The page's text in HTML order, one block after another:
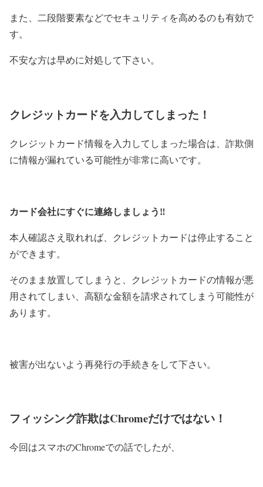
また、二段階要素などでセキュリティを高めるのも有効で
す。
不安な方は早めに対処して下さい。
クレジットカードを入力してしまった！
クレジットカード情報を入力してしまった場合は、詐欺側
に情報が漏れている可能性が非常に高いです。
カード会社にすぐに連絡しましょう‼
本人確認さえ取れれば、クレジットカードは停止すること
ができます。
そのまま放置してしまうと、クレジットカードの情報が悪
用されてしまい、高額な金額を請求されてしまう可能性が
あります。
被害が出ないよう再発行の手続きをして下さい。
フィッシング詐欺はChromeだけではない！
今回はスマホのChromeでの話でしたが、